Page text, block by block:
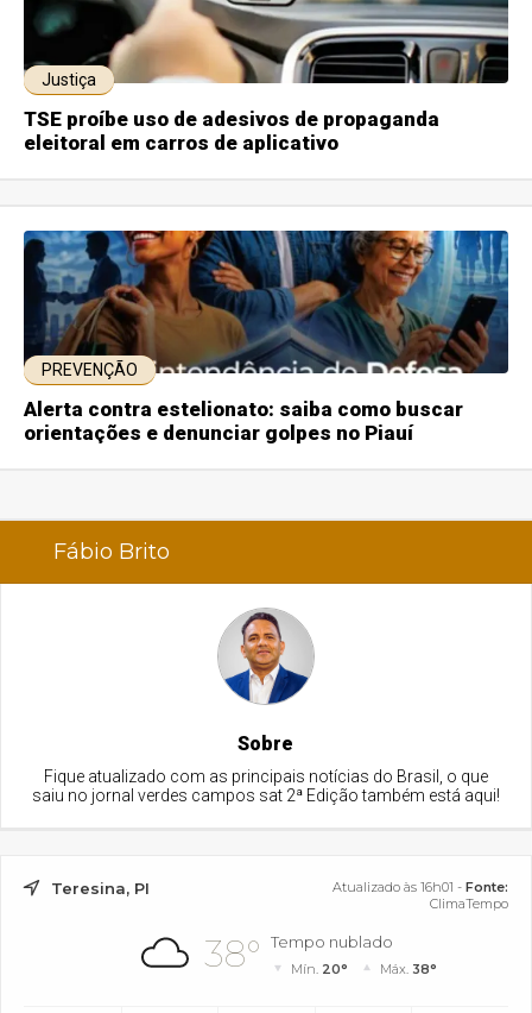
Justiça
TSE proíbe uso de adesivos de propaganda
eleitoral em carros de aplicativo
PREVENÇÃO
Alerta contra estelionato: saiba como buscar
orientações e denunciar golpes no Piauí
Fábio Brito
Sobre
Fique atualizado com as principais notícias do Brasil, o que
saiu no jornal verdes campos sat 2ª Edição também está aqui!
Teresina, PI Atualizado às 16h01 - Fonte:
ClimaTempo
38° Tempo nublado
Mín. 20° Máx. 38°